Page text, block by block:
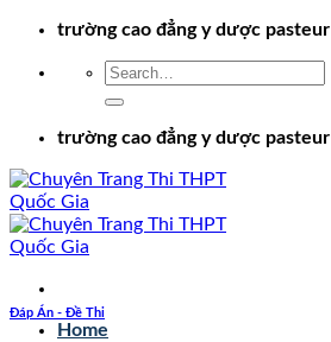
Chuyểntrường cao đẳng y dược pasteur
trường cao đẳng y dược pasteur
Home
Đáp Án - Đề Thi